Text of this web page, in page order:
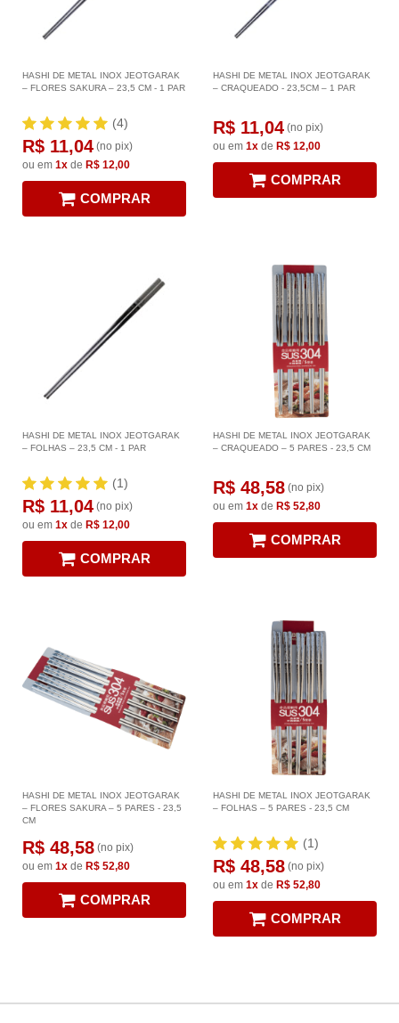
HASHI DE METAL INOX JEOTGARAK
– FLORES SAKURA – 23,5 CM - 1 PAR
(4)
R$ 11,04 (no pix)
ou em 1x de R$ 12,00
COMPRAR
HASHI DE METAL INOX JEOTGARAK
– CRAQUEADO - 23,5CM – 1 PAR
R$ 11,04 (no pix)
ou em 1x de R$ 12,00
COMPRAR
HASHI DE METAL INOX JEOTGARAK
– FOLHAS – 23,5 CM - 1 PAR
(1)
R$ 11,04 (no pix)
ou em 1x de R$ 12,00
COMPRAR
HASHI DE METAL INOX JEOTGARAK
– CRAQUEADO – 5 PARES - 23,5 CM
R$ 48,58 (no pix)
ou em 1x de R$ 52,80
COMPRAR
HASHI DE METAL INOX JEOTGARAK
– FLORES SAKURA – 5 PARES - 23,5
CM
R$ 48,58 (no pix)
ou em 1x de R$ 52,80
COMPRAR
HASHI DE METAL INOX JEOTGARAK
– FOLHAS – 5 PARES - 23,5 CM
(1)
R$ 48,58 (no pix)
ou em 1x de R$ 52,80
COMPRAR